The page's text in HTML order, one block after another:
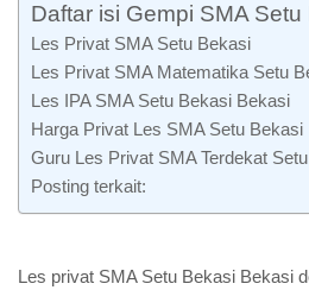
Daftar isi Gempi SMA Setu
Les Privat SMA Setu Bekasi
Les Privat SMA Matematika Setu
Les IPA SMA Setu Bekasi Bekasi
Harga Privat Les SMA Setu Bekasi
Guru Les Privat SMA Terdekat
Posting terkait:
Les privat SMA Setu Bekasi Bekasi